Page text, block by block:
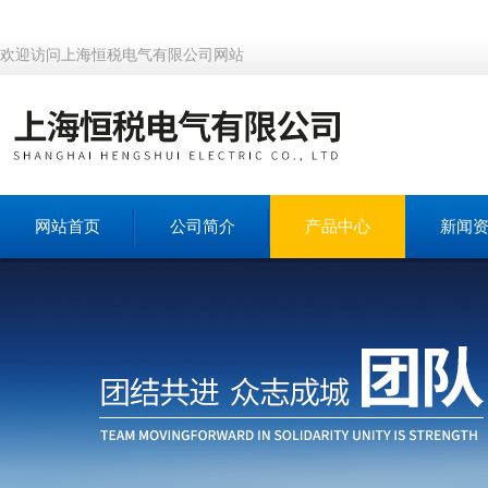
欢迎访问上海恒税电气有限公司网站
网站首页 公司简介 产品中心 新闻